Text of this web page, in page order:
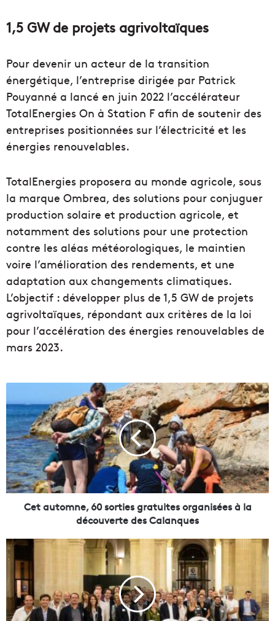
1,5 GW de projets agrivoltaïques
Pour devenir un acteur de la transition
énergétique, l’entreprise dirigée par Patrick
Pouyanné a lancé en juin 2022 l’accélérateur
TotalEnergies On à Station F afin de soutenir des
entreprises positionnées sur l’électricité et les
énergies renouvelables.
TotalEnergies proposera au monde agricole, sous
la marque Ombrea, des solutions pour conjuguer
production solaire et production agricole, et
notamment des solutions pour une protection
contre les aléas météorologiques, le maintien
voire l’amélioration des rendements, et une
adaptation aux changements climatiques.
L’objectif : développer plus de 1,5 GW de projets
agrivoltaïques, répondant aux critères de la loi
pour l’accélération des énergies renouvelables de
mars 2023.
e
t
a
u
t
o
m
n
0
s
t
i
Cet automne, 60 sorties gratuites organisées à la
découverte des Calanques
C
e
n
t